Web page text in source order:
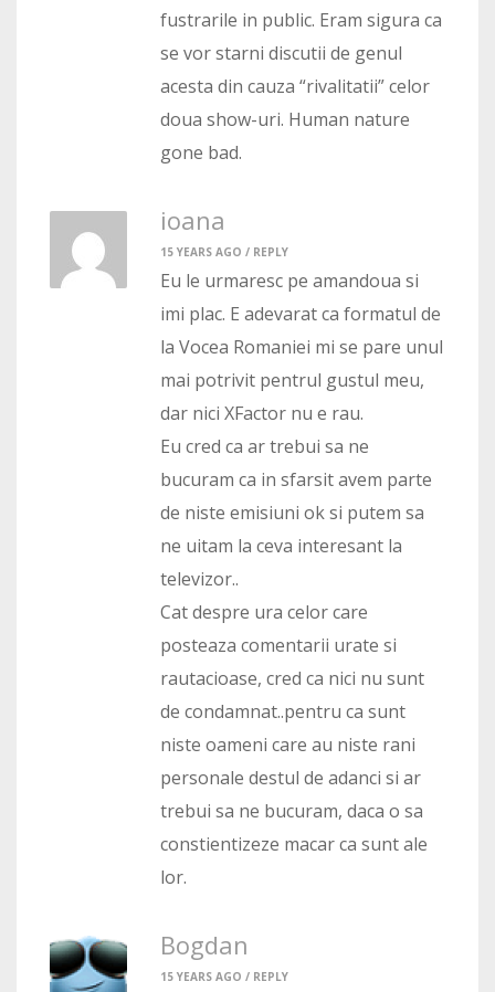
fustrarile in public. Eram sigura ca
se vor starni discutii de genul
acesta din cauza “rivalitatii” celor
doua show-uri. Human nature
gone bad.
ioana
15 YEARS AGO / REPLY
Eu le urmaresc pe amandoua si
imi plac. E adevarat ca formatul de
la Vocea Romaniei mi se pare unul
mai potrivit pentrul gustul meu,
dar nici XFactor nu e rau.
Eu cred ca ar trebui sa ne
bucuram ca in sfarsit avem parte
de niste emisiuni ok si putem sa
ne uitam la ceva interesant la
televizor..
Cat despre ura celor care
posteaza comentarii urate si
rautacioase, cred ca nici nu sunt
de condamnat..pentru ca sunt
niste oameni care au niste rani
personale destul de adanci si ar
trebui sa ne bucuram, daca o sa
constientizeze macar ca sunt ale
lor.
Bogdan
15 YEARS AGO / REPLY